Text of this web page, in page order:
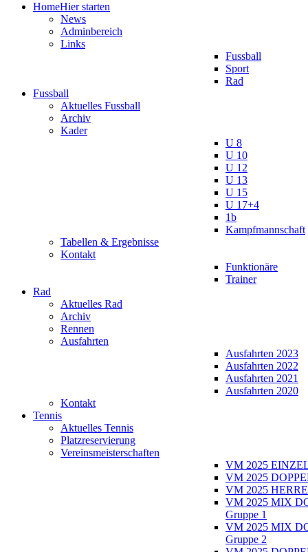
HomeHier starten
News
Adminbereich
Links
Fussball
Sport
Rad
Fussball
Aktuelles Fussball
Archiv
Kader
U 8
U 10
U 12
U 13
U 15
U 17+4
1b
Kampfmannschaft
Tabellen & Ergebnisse
Kontakt
Funktionäre
Trainer
Rad
Aktuelles Rad
Archiv
Rennen
Ausfahrten
Ausfahrten 2023
Ausfahrten 2022
Ausfahrten 2021
Ausfahrten 2020
Kontakt
Tennis
Aktuelles Tennis
Platzreservierung
Vereinsmeisterschaften
VM 2025
VM 2025
VM 2025
VM 2025 MIX
Gruppe 1
VM 2025 MIX
Gruppe 2